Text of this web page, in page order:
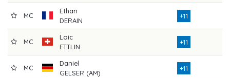
MC
Ethan
DERAIN
+11
MC
Loic
ETTLIN
+11
MC
Daniel
GELSER (AM)
+11